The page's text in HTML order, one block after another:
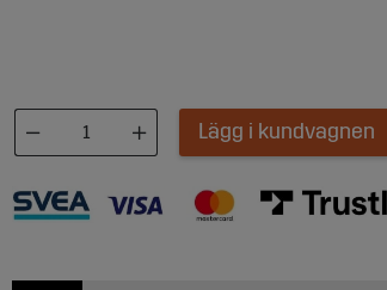
Lägg i kundvagnen